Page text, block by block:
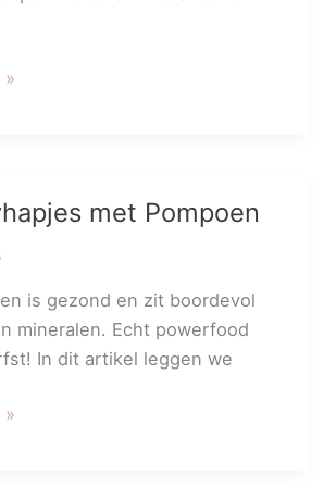
»
met Pompoen
is gezond en zit boordevol
mineralen. Echt powerfood
In dit artikel leggen we
»